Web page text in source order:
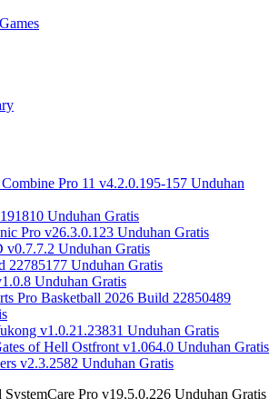
Pro 11 v4.2.0.195-157 Unduhan
Unduhan Gratis
Pro v26.3.0.123 Unduhan Gratis
Unduhan Gratis
22785177 Unduhan Gratis
Unduhan Gratis
Pro Basketball 2026 Build 22850489
v1.0.21.23831 Unduhan Gratis
of Hell Ostfront v1.064.0 Unduhan Gratis
v2.3.2582 Unduhan Gratis
SystemCare Pro v19.5.0.226 Unduhan Gratis